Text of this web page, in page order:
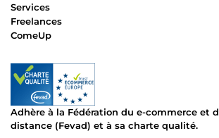
Services
Freelances
ComeUp
Adhère à la Fédération du e-commerce et
distance (Fevad) et à sa charte qualité.